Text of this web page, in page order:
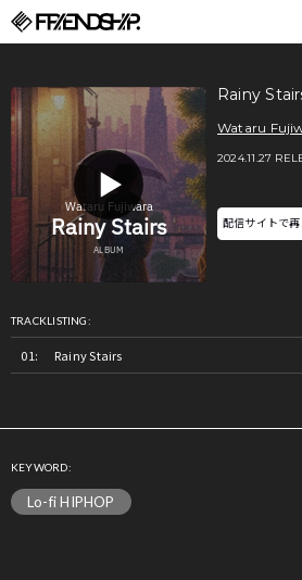
Rainy
Wataru
2024.11.27
配信サイトで
TRACKLISTING:
Rainy Stairs
KEYWORD:
Lo-fi HIPHOP